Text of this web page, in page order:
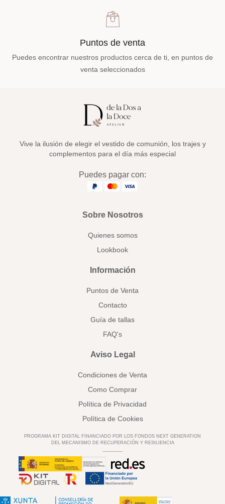
Puntos de venta
Puedes encontrar nuestros productos cerca de ti, en puntos de
venta seleccionados
Vive la ilusión de elegir el vestido de comunión, los trajes y
complementos para el día más especial
Puedes pagar con:
Sobre Nosotros
Quienes somos
Lookbook
Información
Puntos de Venta
Contacto
Guía de tallas
FAQ's
Aviso Legal
Condiciones de Venta
Como Comprar
Política de Privacidad
Política de Cookies
PROGRAMA KIT DIGITAL FINANCIADO POR LOS FONDOS NEXT GENERATION
DEL MECANISMO DE RECUPERACIÓN Y RESILIENCIA